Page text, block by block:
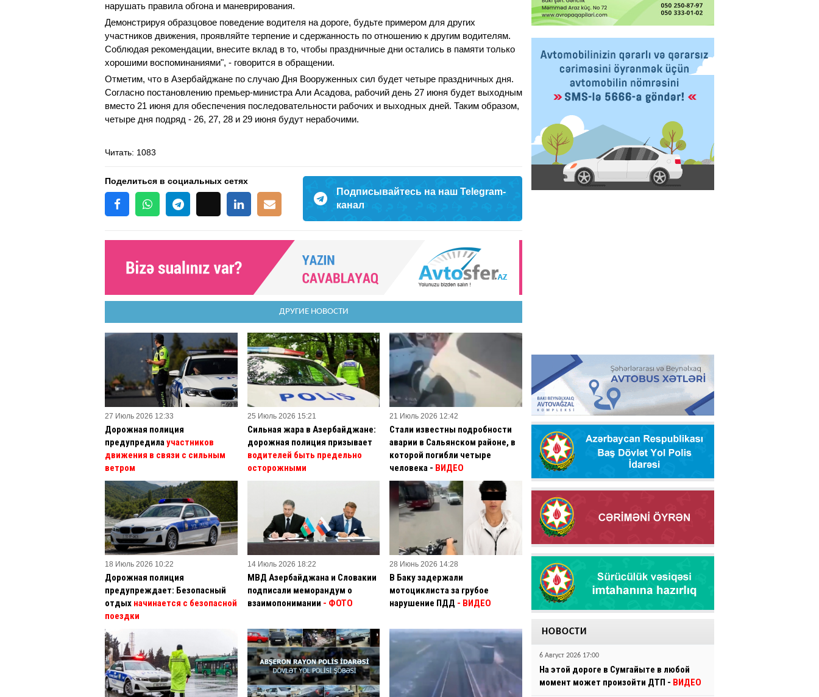
нарушать правила обгона и маневрирования.
Демонстрируя образцовое поведение водителя на дороге, будьте примером для других
участников движения, проявляйте терпение и сдержанность по отношению к другим водителям.
Соблюдая рекомендации, внесите вклад в то, чтобы праздничные дни остались в памяти только
хорошими воспоминаниями", - говорится в обращении.
Отметим, что в Азербайджане по случаю Дня Вооруженных сил будет четыре праздничных дня.
Согласно постановлению премьер-министра Али Асадова, рабочий день 27 июня будет выходным
вместо 21 июня для обеспечения последовательности рабочих и выходных дней. Таким образом,
четыре дня подряд - 26, 27, 28 и 29 июня будут нерабочими.
Читать: 1083
Поделиться в социальных сетях
Подписывайтесь на наш Telegram-
канал
ДРУГИЕ НОВОСТИ
27 Июль 2026 12:33
Дорожная полиция
предупредилаучастников
движения в связи с сильным
ветром
25 Июль 2026 15:21
Сильная жара в Азербайджане:
дорожная полиция призывает
водителей быть предельно
осторожными
21 Июль 2026 12:42
Стали известны подробности
аварии в Сальянском районе, в
которой погибли четыре
человека - ВИДЕО
18 Июль 2026 10:22
Дорожная полиция
предупреждает: Безопасный
отдых начинается с безопасной
поездки
14 Июль 2026 18:22
МВД Азербайджана и Словакии
подписали меморандум о
взаимопонимании - ФОТО
28 Июнь 2026 14:28
В Баку задержали
мотоциклиста за грубое
нарушение ПДД - ВИДЕО
НОВОСТИ
6 Август 2026 17:00
На этой дороге в Сумгайыте в любой
момент может произойти ДТП - ВИДЕО